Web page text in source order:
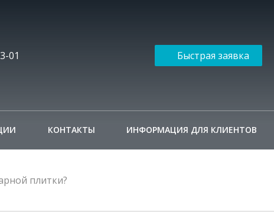
01 Быстрая заявка
КОНТАКТЫ ИНФОРМАЦИЯ ДЛЯ КЛИЕНТОВ
плитки?